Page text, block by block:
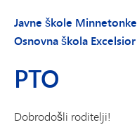
Javne škole Minnetonke
Osnovna škola Excelsior
PTO
Dobrodošli roditelji!